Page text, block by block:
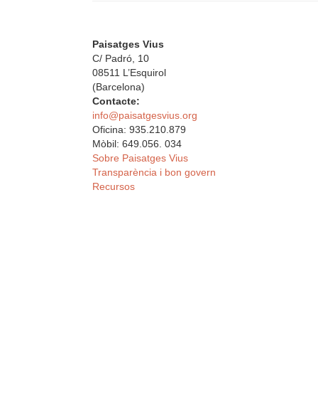
Paisatges Vius
C/ Padró, 10
08511 L’Esquirol
(Barcelona)
Contacte:
info@paisatgesvius.org
Oficina: 935.210.879
Mòbil: 649.056. 034
Sobre Paisatges Vius
Transparència i bon govern
Recursos